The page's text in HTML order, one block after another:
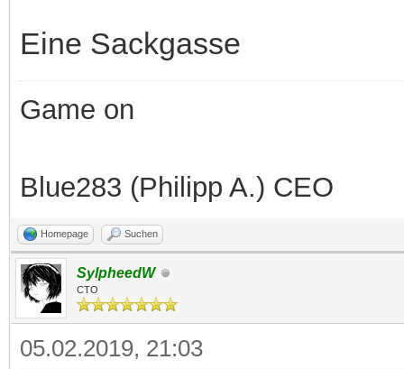
Eine Sackgasse
Game on
Blue283 (Philipp A.) CEO
Homepage Suchen
SylpheedW
CTO
05.02.2019, 21:03